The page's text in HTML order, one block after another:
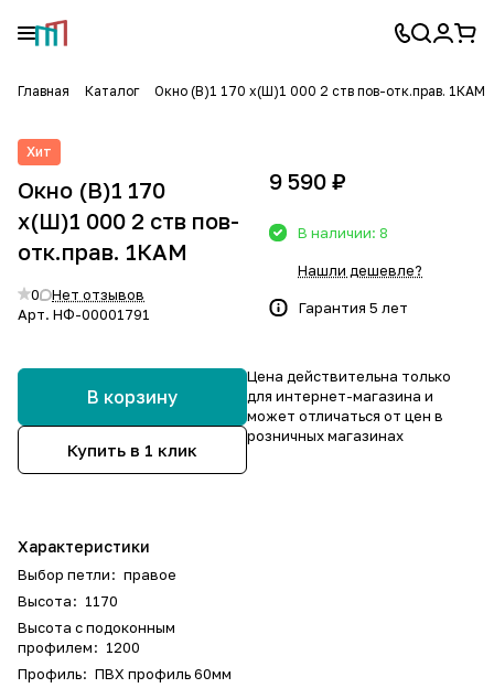
Главная Каталог Окно (В)1 170 х(Ш)1 000 2 ств пов-отк.прав. 1КАМ
Хит
Окно (В)1 170
х(Ш)1 000 2 ств пов-
отк.прав. 1КАМ
0
Нет отзывов
Арт. НФ-00001791
В корзину
Купить в 1 клик
Характеристики
Выбор петли: правое
Высота: 1170
Высота с подоконным
профилем: 1200
Профиль: ПВХ профиль 60мм
9 590 ₽
В наличии: 8
Нашли дешевле?
Гарантия 5 лет
Цена действительна только
для интернет-магазина и
может отличаться от цен в
розничных магазинах